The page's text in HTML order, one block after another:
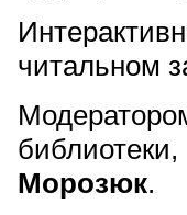
читальном
Морозюк.